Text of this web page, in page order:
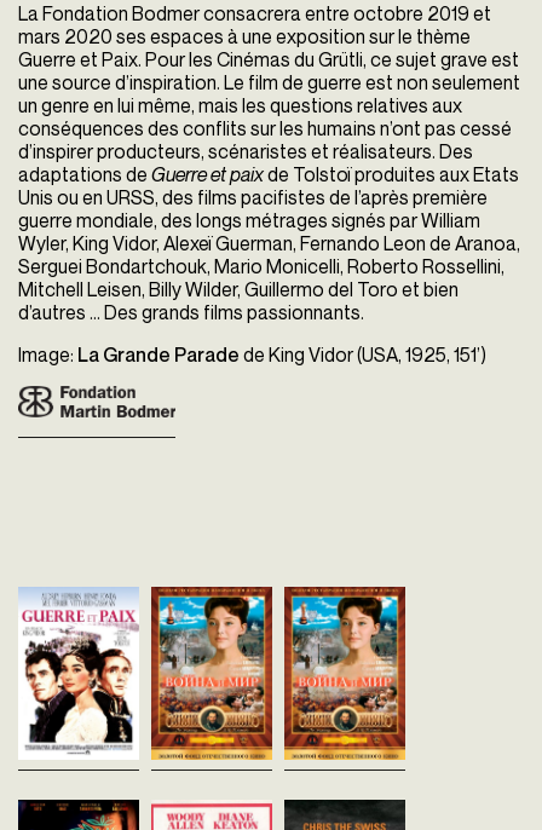
La Fondation Bodmer consacrera entre octobre 2019 et
mars 2020 ses espaces à une exposition sur le thème
Guerre et Paix. Pour les Cinémas du Grütli, ce sujet grave est
une source d’inspiration. Le film de guerre est non seulement
un genre en lui même, mais les questions relatives aux
conséquences des conflits sur les humains n’ont pas cessé
d’inspirer producteurs, scénaristes et réalisateurs. Des
adaptations de Guerre et paixde Tolstoï produites aux Etats
Unis ou en URSS, des films pacifistes de l’après première
guerre mondiale, des longs métrages signés par William
Wyler, King Vidor, Alexeï Guerman, Fernando Leon de Aranoa,
Serguei Bondartchouk, Mario Monicelli, Roberto Rossellini,
Mitchell Leisen, Billy Wilder, Guillermo del Toro et bien
d’autres … Des grands films passionnants.
Image: La Grande Parade de King Vidor (USA, 1925, 151’)
vost - 208'
Moscou, 1805. La jeune
comtesse Natacha est
fiancée au prince André et a
pour meilleur ami le Prince
Pierre. La guerre éclate, André
et Pierre...
URSS - 1966
vost - 180'
Film en quatre épisodes. Les
guerres napoléoniennes en
Russie. André, jeune
aristocrate, abandonne sa
femme enceinte, Lisa, pour
défendre sa...
URSS - 1966
vost - 200'
Film en quatre
guerres
Russie. André, jeune
aristocrate, abandonne
femme enceinte, Lisa,
défendre sa...
Los Silencios
Beatriz Seigner
vost - 113'
Guerre et amour
Woody Allen
vost - 82'
CHRIS THE SWISS
Anja Kofmel